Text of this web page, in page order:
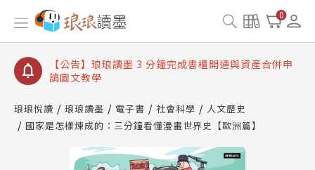
0
【公告】琅琅讀墨數位閱讀資產合併與書櫃開通申請
【公告】琅琅讀墨書櫃開通常見問題
【公告】琅琅讀墨 3 分鐘完成書櫃開通與資產合併申
請圖文教學
查詢
【公告】琅琅讀墨數位閱讀資產合併與書櫃開通申請
琅琅悅讀 琅琅讀墨 電子書 社會科學
人文歷史
國家是怎樣煉成的：三分鐘看懂漫畫世界史【歐洲篇】